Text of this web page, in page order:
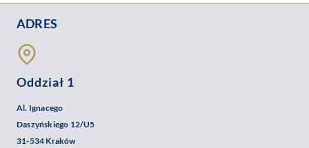
ADRES
Oddział 1
Al. Ignacego
Daszyńskiego 12/U5
31-534 Kraków